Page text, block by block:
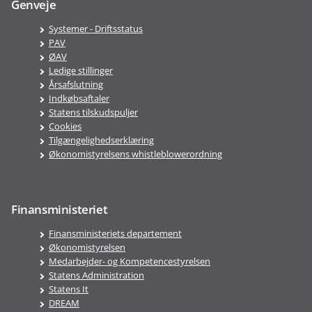
Genveje
Systemer - Driftsstatus
PAV
ØAV
Ledige stillinger
Årsafslutning
Indkøbsaftaler
Statens tilskudspuljer
Cookies
Tilgængelighedserklæring
Økonomistyrelsens whistleblowerordning
Finansministeriet
Finansministeriets departement
Økonomistyrelsen
Medarbejder- og Kompetencestyrelsen
Statens Administration
Statens It
DREAM